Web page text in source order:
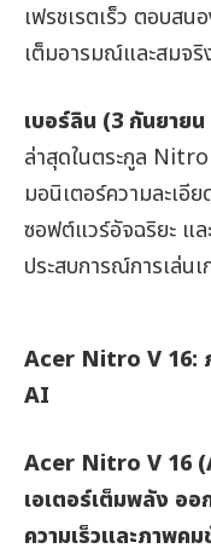
เฟรชเรตเร็ว ตอบส
เต็มอารมณ์และสมจริ
เบอร์ลิน (3 กันยายน
ล่าสุดในตระกูล
มอนิเตอร์ความละเอี
ซอฟต์แวร์อัจฉริยะ แ
ประสบการณ์การเล่น
Acer Nitro V 16:
AI
Acer Nitro V 16
เอเตอร์เต็มพลัง อ
ความเร็วและภาพค